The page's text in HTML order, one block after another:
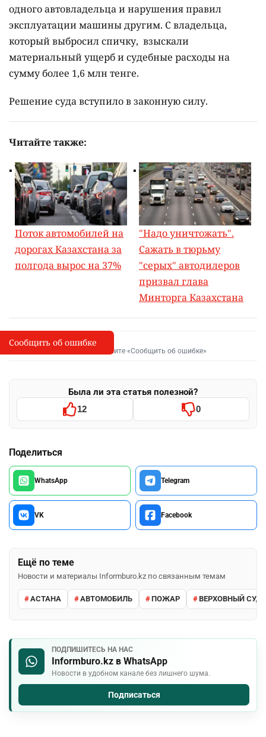
одного автовладельца и нарушения правил
эксплуатации машины другим. С владельца,
который выбросил спичку, взыскали
материальный ущерб и судебные расходы на
сумму более 1,6 млн тенге.
Решение суда вступило в законную силу.
Читайте также:
Поток автомобилей на
дорогах Казахстана за
полгода вырос на 37%
"Надо уничтожать".
Сажать в тюрьму
"серых" автодилеров
призвал глава
Минторга Казахстана
I
Сообщить об опечатке
Выделите фрагмент и нажмите «Сообщить об ошибке»
Была ли эта статья полезной?
12 0
Поделиться
WhatsApp Telegram
VK Facebook
Ещё по теме
Новости и материалы Informburo.kz по связанным темам
АСТАНА АВТОМОБИЛЬ ПОЖАР ВЕРХОВНЫЙ СУД
ПОДПИШИТЕСЬ НА НАС
Informburo.kz в WhatsApp
Новости в удобном канале без лишнего шума.
Подписаться
Сообщить об ошибке